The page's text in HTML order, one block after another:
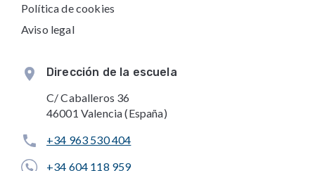
Política de cookies
Aviso legal
Dirección de la escuela
C/ Caballeros 36
46001 Valencia (España)
+34 963 530 404
+34 604 118 959